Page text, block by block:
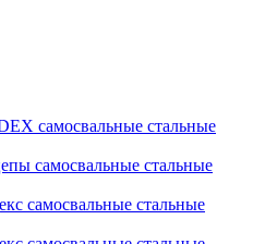
самосвальные стальные
самосвальные стальные
самосвальные стальные